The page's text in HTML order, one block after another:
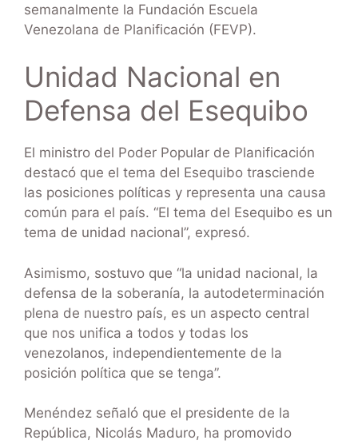
semanalmente la Fundación Escuela
Venezolana de Planificación (FEVP).
Unidad Nacional en
Defensa del Esequibo
El ministro del Poder Popular de Planificación
destacó que el tema del Esequibo trasciende
las posiciones políticas y representa una causa
común para el país. “El tema del Esequibo es un
tema de unidad nacional”, expresó.
Asimismo, sostuvo que “la unidad nacional, la
defensa de la soberanía, la autodeterminación
plena de nuestro país, es un aspecto central
que nos unifica a todos y todas los
venezolanos, independientemente de la
posición política que se tenga”.
Menéndez señaló que el presidente de la
República, Nicolás Maduro, ha promovido